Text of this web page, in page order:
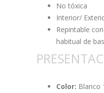
No tóxica
Interior/
Repintable
habitual de
Color: Blanco